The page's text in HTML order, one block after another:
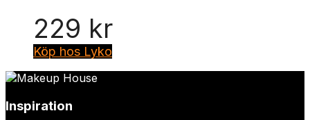
229 kr
Köp hos Lyko
Inspiration